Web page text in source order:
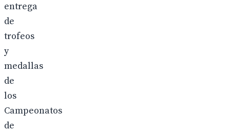
entrega
de
trofeos
y
medallas
de
los
Campeonatos
de